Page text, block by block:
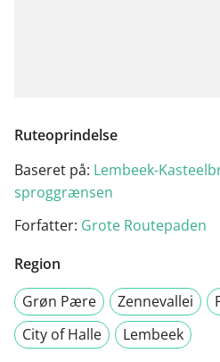
Ruteoprindelse
Baseret på: Lembeek-
sproggrænsen
Forfatter: Grote Routepaden
Region
Grøn Pære
Zennevallei
City of Halle
Lembeek